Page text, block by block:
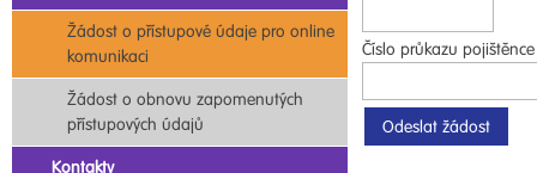
Číslo průkazu pojištěnce
Žádost o přístupové údaje pro online
komunikaci
Žádost o obnovu zapomenutých
přístupových údajů
Kontakty